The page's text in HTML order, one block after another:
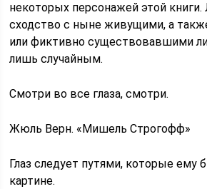
некоторых персонажей этой
сходство с ныне живущими, а
или фиктивно существовавшими
лишь случайным.
Смотри во все глаза, смотри.
Жюль Верн. «Мишель Строгофф»
Глаз следует путями, которые ему
картине.